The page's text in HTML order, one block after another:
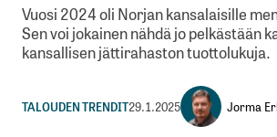
Vuosi 2024 oli Norjan kansalaisille
Sen voi jokainen nähdä jo pelkästään
kansallisen jättirahaston tuottolukuja.
TALOUDEN TRENDIT29.1.2025 Jorma